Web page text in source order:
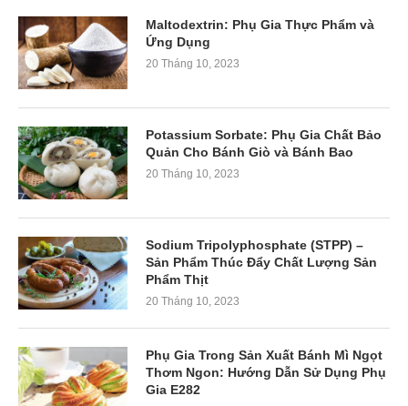
Maltodextrin: Phụ Gia Thực Phẩm và
Ứng Dụng
20 Tháng 10, 2023
Potassium Sorbate: Phụ Gia Chất Bảo
Quản Cho Bánh Giò và Bánh Bao
20 Tháng 10, 2023
Sodium Tripolyphosphate (STPP) –
Sản Phẩm Thúc Đẩy Chất Lượng Sản
Phẩm Thịt
20 Tháng 10, 2023
Phụ Gia Trong Sản Xuất Bánh Mì Ngọt
Thơm Ngon: Hướng Dẫn Sử Dụng Phụ
Gia E282